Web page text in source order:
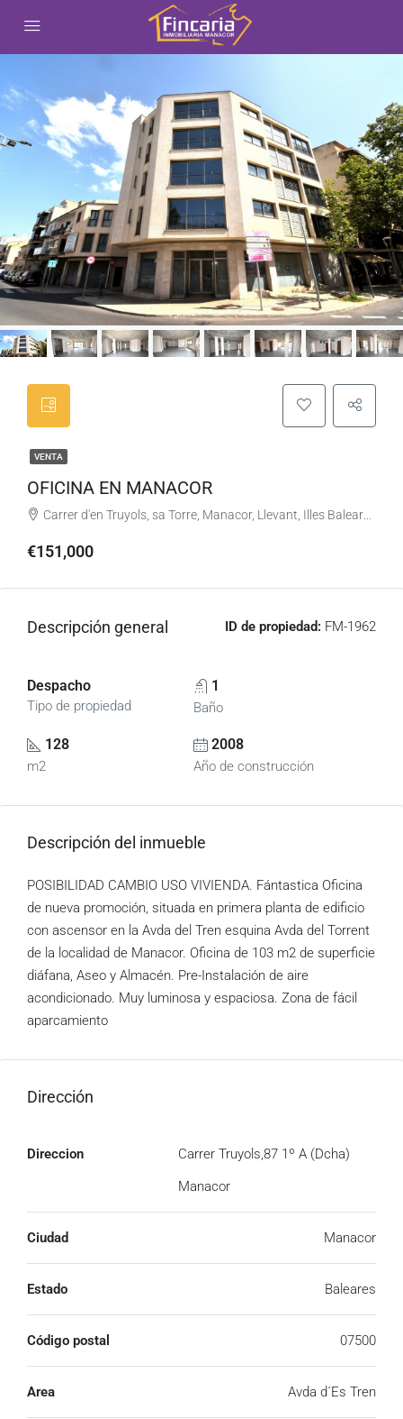
VENTA
OFICINA EN MANACOR
Carrer d'en Truyols, sa Torre, Manacor, Llevant, Illes Balears, 07500, España
€151,000
Descripción general ID de propiedad: FM-1962
Despacho
Tipo de propiedad
1
Baño
128
m2
2008
Año de construcción
Descripción del inmueble
POSIBILIDAD CAMBIO USO VIVIENDA. Fántastica Oficina
de nueva promoción, situada en primera planta de edificio
con ascensor en la Avda del Tren esquina Avda del Torrent
de la localidad de Manacor. Oficina de 103 m2 de superficie
diáfana, Aseo y Almacén. Pre-Instalación de aire
acondicionado. Muy luminosa y espaciosa. Zona de fácil
aparcamiento
Dirección
Direccion
Carrer Truyols,87 1º A (Dcha)
Manacor
Ciudad Manacor
Estado Baleares
Código postal 07500
Area Avda d´Es Tren